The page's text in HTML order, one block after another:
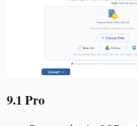
9.1 Pro